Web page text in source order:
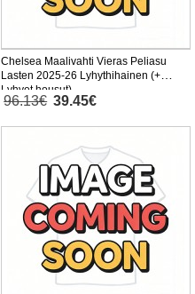
Chelsea Maalivahti Vieras Peliasu
Lasten 2025-26 Lyhythihainen (+
Lyhyet housut)
96.13€ 39.45€